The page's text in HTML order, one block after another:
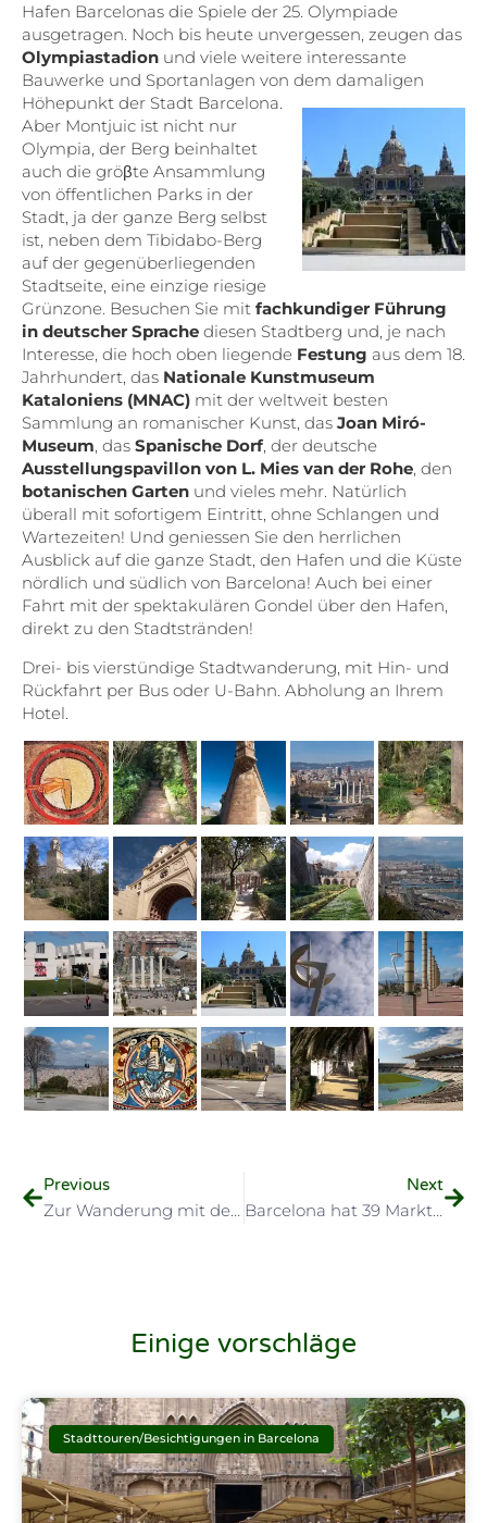
Hafen Barcelonas die Spiele der 25. Olympiade
ausgetragen. Noch bis heute unvergessen, zeugen das
Olympiastadion und viele weitere interessante
Bauwerke und Sportanlagen von dem damaligen
Höhepunkt der Stadt Barcelona.
Aber Montjuic ist nicht nur
Olympia, der Berg beinhaltet
auch die gröβte Ansammlung
von öffentlichen Parks in der
Stadt, ja der ganze Berg selbst
ist, neben dem Tibidabo-Berg
auf der gegenüberliegenden
Stadtseite, eine einzige riesige
Grünzone. Besuchen Sie mit fachkundiger Führung
in deutscher Sprache diesen Stadtberg und, je nach
Interesse, die hoch oben liegende Festung aus dem 18.
Jahrhundert, das Nationale Kunstmuseum
Kataloniens (MNAC) mit der weltweit besten
Sammlung an romanischer Kunst, das Joan Miró-
Museum, das Spanische Dorf, der deutsche
Ausstellungspavillon von L. Mies van der Rohe, den
botanischen Garten und vieles mehr. Natürlich
überall mit sofortigem Eintritt, ohne Schlangen und
Wartezeiten! Und geniessen Sie den herrlichen
Ausblick auf die ganze Stadt, den Hafen und die Küste
nördlich und südlich von Barcelona! Auch bei einer
Fahrt mit der spektakulären Gondel über den Hafen,
direkt zu den Stadtstränden!
Drei- bis vierstündige Stadtwanderung, mit Hin- und
Rückfahrt per Bus oder U-Bahn. Abholung an Ihrem
Hotel.
Previous Next
Einige vorschläge
Stadttouren/Besichtigungen in Barcelona